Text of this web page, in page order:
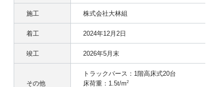
施工 株式会社大林組
着工 2024年12月2日
竣工 2026年5月末
その他
トラックバース：1階高床式20台
床荷重：1.5t/m2